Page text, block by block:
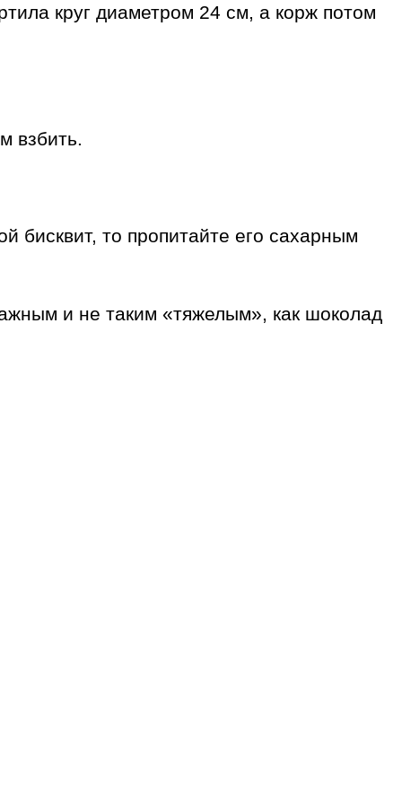
круг диаметром 24 см, а корж потом
взбить.
бисквит, то пропитайте его сахарным
и не таким «тяжелым», как шоколад